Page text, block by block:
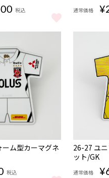
をもっと見る
税込
26-27 ユニフォームベアキーホ
通常価格
【背番号
ム型カーマグネ
税込
NEW
26-27 ユ
ット/GK
通常価格